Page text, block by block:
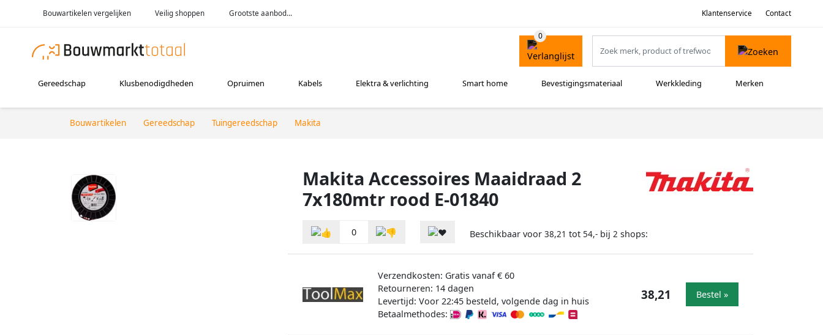
Bouwartikelen vergelijken Veilig shoppen Grootste aanbod... Klantenservice Contact
Gereedschap Klusbenodigdheden Opruimen Kabels Elektra & verlichting Smart home Bevestigingsmateriaal Werkkleding Merken
Bouwartikelen Gereedschap Tuingereedschap Makita
Makita Accessoires Maaidraad 2
7x180mtr rood E-01840
0 Beschikbaar voor 38,21 tot 54,- bij 2 shops:
Verzendkosten: Gratis vanaf € 60
Retourneren: 14 dagen
Levertijd: Voor 22:45 besteld, volgende dag in huis
Betaalmethodes:
38,21 Bestel »